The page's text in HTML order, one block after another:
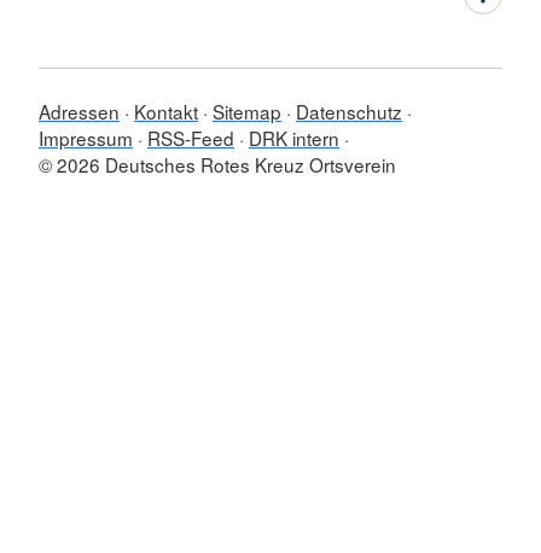
Adressen Kontakt Sitemap
Datenschutz
Impressum
RSS-Feed
DRK intern
© 2026 Deutsches Rotes Kreuz Ortsverein